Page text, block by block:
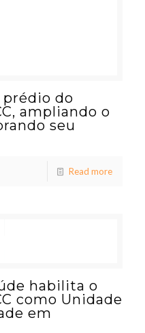
prédio do
ampliando o
seu
Read more
habilita o
como Unidade
em